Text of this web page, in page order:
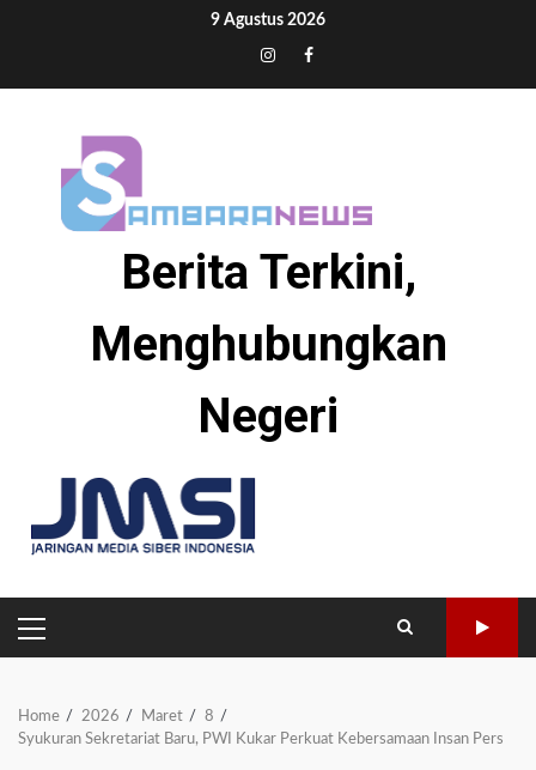
9 Agustus 2026
Tiktok
InstagramFacebook
Berita Terkini,
Menghubungkan
Negeri
PRIMARY
MENU
Home 2026 Maret
8
Syukuran Sekretariat Baru, PWI Kukar Perkuat Kebersamaan Insan Pers